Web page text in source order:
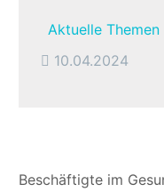
Aktuelle Themen
10.04.2024
Beschäftigte im